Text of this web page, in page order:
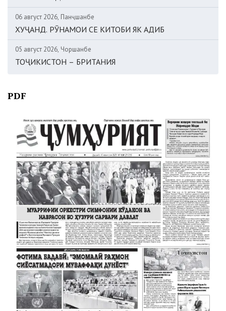
06 август 2026, Панҷшанбе
ХУҶАНД. РӮНАМОИ СЕ КИТОБИ ЯК АДИБ
05 август 2026, Чоршанбе
ТОҶИКИСТОН – БРИТАНИЯ
PDF